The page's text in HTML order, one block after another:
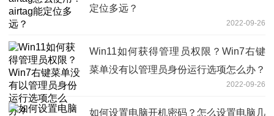
定位多远？
2022-09-26
Win11如何获得管理员权限？Win7右键
菜单没有以管理员身份运行选项怎么办？
2022-09-26
如何设置电脑开机密码？怎么设置电脑几